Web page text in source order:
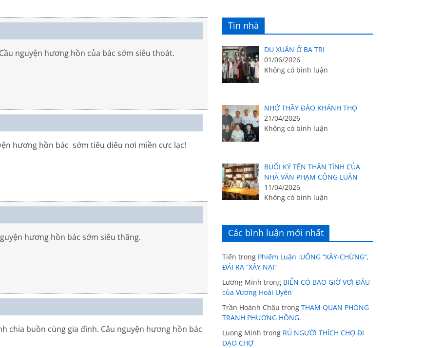
nguyện hương hồn của bác sớm siêu thoát.
hương hồn bác sớm tiêu diêu nơi miền cực lạc!
hương hồn bác sớm siêu thăng.
chia buồn cùng gia đình. Câu nguyện hương hồn bác
Tin nhà
DU XUÂN Ở BA TRI
01/06/2026
Không có bình luận
NHỚ THẦY ĐÀO KHÁNH THỌ
21/04/2026
Không có bình luận
BUỔI KÝ TÊN THÂN TÌNH CỦA
NHÀ VĂN PHẠM CÔNG LUẬN
11/04/2026
Không có bình luận
Các bình luận mới nhất
Tiến trong Phiếm Luận :UỐNG “XÂY-CHỪNG”,
ĐÁI RA “XÂY NẠI”
Lương Minh trong BIỂN CÓ BAO GIỜ VƠI ĐÂU
của Vương Hoài Uyên
Trần Hoành Châu trong THAM QUAN PHÒNG
TRANH PHƯỢNG HỒNG.
Luong Minh trong RỦ NGƯỜI THÍCH CHỢ ĐI
DẠO CHỢ